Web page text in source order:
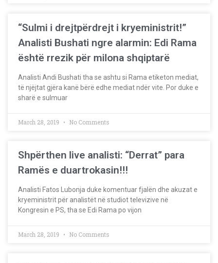
“Sulmi i drejtpërdrejt i kryeministrit!”
Analisti Bushati ngre alarmin: Edi Rama
është rrezik për milona shqiptarë
Analisti Andi Bushati tha se ashtu si Rama etiketon mediat,
të njëjtat gjëra kanë bërë edhe mediat ndër vite. Por duke e
sharë e sulmuar
March 28, 2019 No Comments
Shpërthen live analisti: “Derrat” para
Ramës e duartrokasin!!!
Analisti Fatos Lubonja duke komentuar fjalën dhe akuzat e
kryeministrit për analistët në studiot televizive në
Kongresin e PS, tha se Edi Rama po vijon
March 28, 2019 No Comments